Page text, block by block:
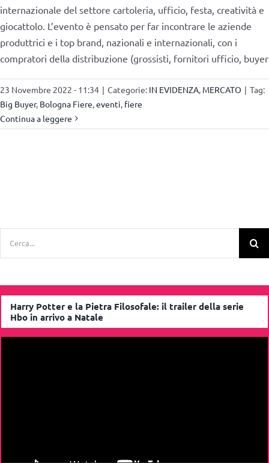
internazionale del settore cartoleria, ufficio, festa, creatività e
giocattolo. L’evento è pensato per far incontrare le aziende
produttrici e i top brand, nazionali e internazionali, con i
compratori della distribuzione (grossisti, fornitori ufficio, buyer
23 Novembre 2022 - 11:34 | Categorie: IN EVIDENZA, MERCATO | Tag:
Big Buyer, Bologna Fiere,eventi, fiere
Continua a leggere
Harry Potter e la Pietra Filosofale: il trailer della serie
Hbo in arrivo a Natale